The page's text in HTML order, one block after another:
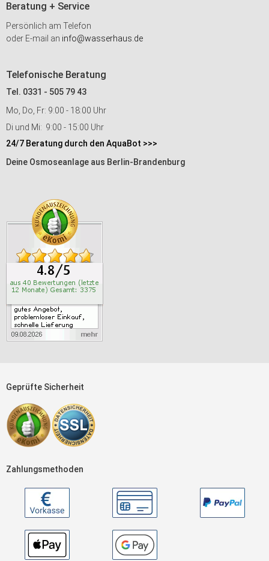
Beratung + Service
Persönlich am Telefon
oder E-mail an info@wasserhaus.de
Telefonische Beratung
Tel. 0331 - 505 79 43
Mo, Do, Fr: 9:00 - 18:00 Uhr
Di und Mi: 9:00 - 15:00 Uhr
24/7 Beratung durch den AquaBot >>>
Deine Osmoseanlage aus Berlin-Brandenburg
Geprüfte Sicherheit
Zahlungsmethoden